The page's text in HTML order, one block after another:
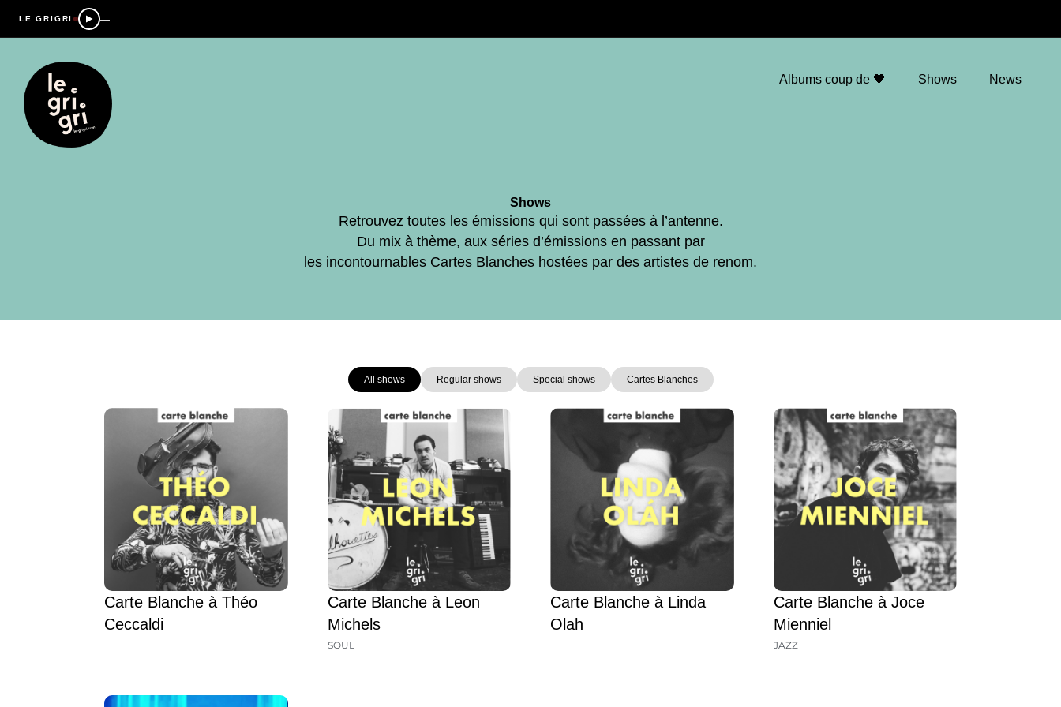
LE GRIGRI —
Albums coup de 🖤 Shows News
Shows
Retrouvez toutes les émissions qui sont passées à l’antenne.
Du mix à thème, aux séries d’émissions en passant par
les incontournables Cartes Blanches hostées par des artistes de renom.
All shows Regular shows Special shows Cartes Blanches
Carte Blanche à Théo
Ceccaldi
Carte Blanche à Leon
Michels
SOUL
Carte Blanche à Linda
Olah
Carte Blanche à Joce
Mienniel
JAZZ
Page PagePage